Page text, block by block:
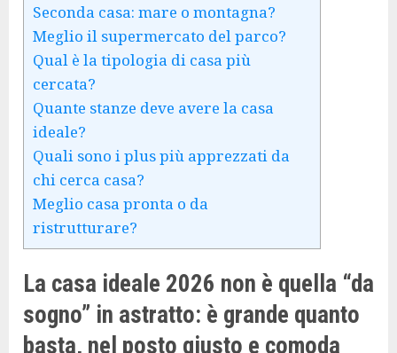
Seconda casa: mare o montagna?
Meglio il supermercato del parco?
Qual è la tipologia di casa più
cercata?
Quante stanze deve avere la casa
ideale?
Quali sono i plus più apprezzati da
chi cerca casa?
Meglio casa pronta o da
ristrutturare?
La casa ideale 2026 non è quella “da
sogno” in astratto: è grande quanto
basta, nel posto giusto e comoda